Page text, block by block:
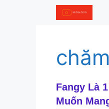
Fangy Là
Muốn